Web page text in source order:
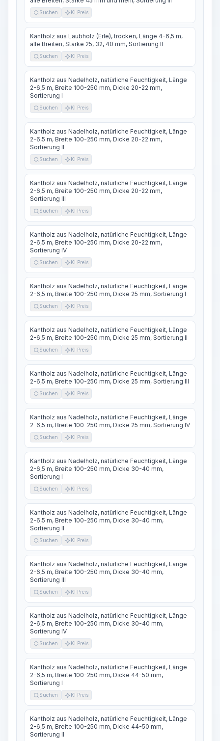
Suchen KI Preis
Kantholz aus Laubholz (Erle), trocken, Länge 4-6,5 m,
alle Breiten, Stärke 25, 32, 40 mm, Sortierung II
Suchen KI Preis
Kantholz aus Nadelholz, natürliche Feuchtigkeit, Länge
2-6,5 m, Breite 100-250 mm, Dicke 20-22 mm,
Sortierung I
Suchen KI Preis
Kantholz aus Nadelholz, natürliche Feuchtigkeit, Länge
2-6,5 m, Breite 100-250 mm, Dicke 20-22 mm,
Sortierung II
Suchen KI Preis
Kantholz aus Nadelholz, natürliche Feuchtigkeit, Länge
2-6,5 m, Breite 100-250 mm, Dicke 20-22 mm,
Sortierung III
Suchen KI Preis
Kantholz aus Nadelholz, natürliche Feuchtigkeit, Länge
2-6,5 m, Breite 100-250 mm, Dicke 20-22 mm,
Sortierung IV
Suchen KI Preis
Kantholz aus Nadelholz, natürliche Feuchtigkeit, Länge
2-6,5 m, Breite 100-250 mm, Dicke 25 mm, Sortierung I
Suchen KI Preis
Kantholz aus Nadelholz, natürliche Feuchtigkeit, Länge
2-6,5 m, Breite 100-250 mm, Dicke 25 mm, Sortierung II
Suchen KI Preis
Kantholz aus Nadelholz, natürliche Feuchtigkeit, Länge
2-6,5 m, Breite 100-250 mm, Dicke 25 mm, Sortierung III
Suchen KI Preis
Kantholz aus Nadelholz, natürliche Feuchtigkeit, Länge
2-6,5 m, Breite 100-250 mm, Dicke 25 mm, Sortierung IV
Suchen KI Preis
Kantholz aus Nadelholz, natürliche Feuchtigkeit, Länge
2-6,5 m, Breite 100-250 mm, Dicke 30-40 mm,
Sortierung I
Suchen KI Preis
Kantholz aus Nadelholz, natürliche Feuchtigkeit, Länge
2-6,5 m, Breite 100-250 mm, Dicke 30-40 mm,
Sortierung II
Suchen KI Preis
Kantholz aus Nadelholz, natürliche Feuchtigkeit, Länge
2-6,5 m, Breite 100-250 mm, Dicke 30-40 mm,
Sortierung III
Suchen KI Preis
Kantholz aus Nadelholz, natürliche Feuchtigkeit, Länge
2-6,5 m, Breite 100-250 mm, Dicke 30-40 mm,
Sortierung IV
Suchen KI Preis
Kantholz aus Nadelholz, natürliche Feuchtigkeit, Länge
2-6,5 m, Breite 100-250 mm, Dicke 44-50 mm,
Sortierung I
Suchen KI Preis
Kantholz aus Nadelholz, natürliche Feuchtigkeit, Länge
2-6,5 m, Breite 100-250 mm, Dicke 44-50 mm,
Sortierung II